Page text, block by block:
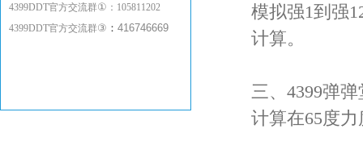
4399DDT官方交流群① ： 105811202
4399DDT官方交流群③ ： 416746669
模拟强1到强
计算。
三、4399弹弹
计算在65度